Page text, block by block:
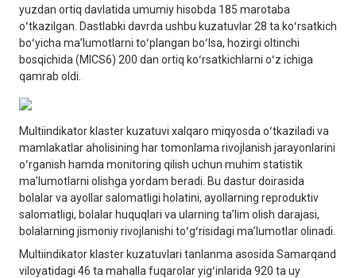
yuzdan ortiq davlatida umumiy hisobda 185 marotaba
oʻtkazilgan. Dastlabki davrda ushbu kuzatuvlar 28 ta koʻrsatkich
boʻyicha maʼlumotlarni toʻplangan boʻlsa, hozirgi oltinchi
bosqichida (MICS6) 200 dan ortiq koʻrsatkichlarni oʻz ichiga
qamrab oldi.
Multiindikator klaster kuzatuvi xalqaro miqyosda oʻtkaziladi va
mamlakatlar aholisining har tomonlama rivojlanish jarayonlarini
oʻrganish hamda monitoring qilish uchun muhim statistik
maʼlumotlarni olishga yordam beradi. Bu dastur doirasida
bolalar va ayollar salomatligi holatini, ayollarning reproduktiv
salomatligi, bolalar huquqlari va ularning taʼlim olish darajasi,
bolalarning jismoniy rivojlanishi toʻgʻrisidagi maʼlumotlar olinadi.
Multiindikator klaster kuzatuvlari tanlanma asosida Samarqand
viloyatidagi 46 ta mahalla fuqarolar yigʻinlarida 920 ta uy